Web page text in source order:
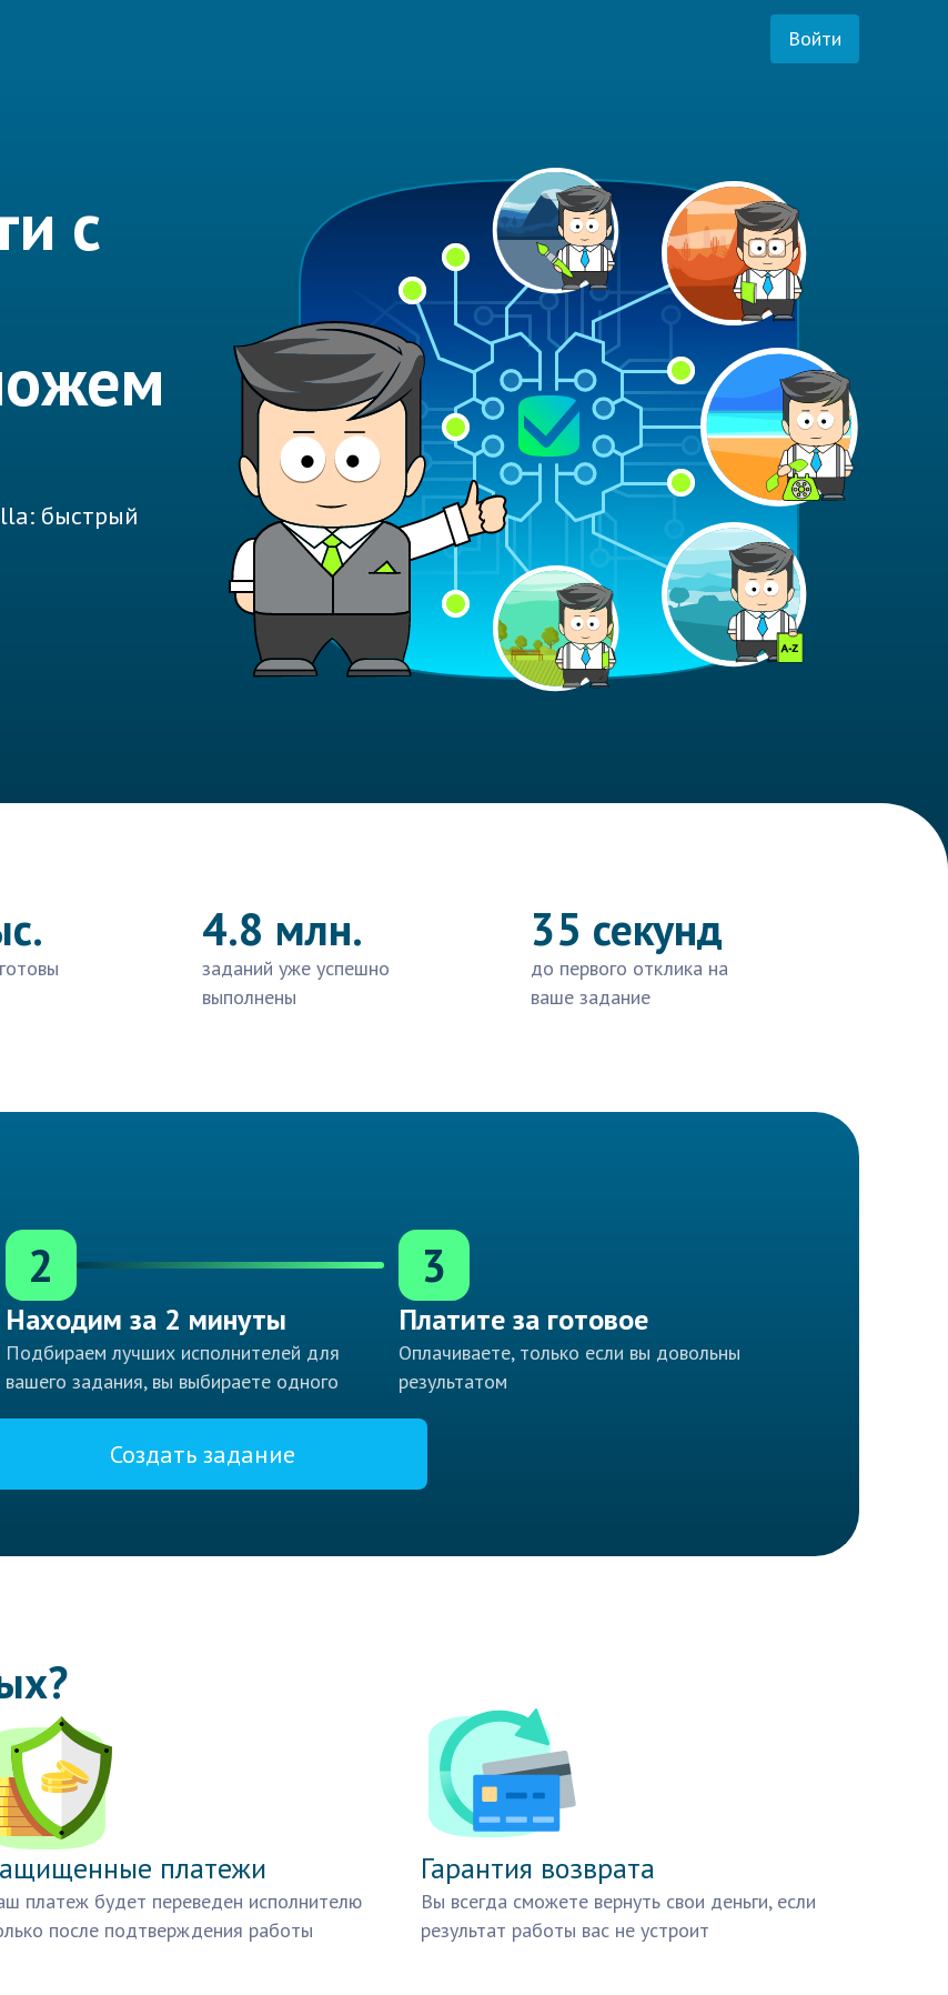
Войти
с
быстрый
4.8 млн.
заданий уже успешно
выполнены
35 секунд
до первого отклика на
ваше задание
2
Находим за 2 минуты
Подбираем лучших исполнителей для
вашего задания, вы выбираете одного
3
Платите за готовое
Оплачиваете, только если вы довольны
результатом
Создать задание
платежи
платеж будет переведен исполнителю
после подтверждения работы
Гарантия возврата
Вы всегда сможете вернуть свои деньги, если
результат работы вас не устроит